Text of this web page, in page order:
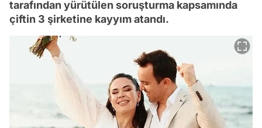
tarafından yürütülen soruşturma kapsamında
çiftin 3 şirketine kayyım atandı.